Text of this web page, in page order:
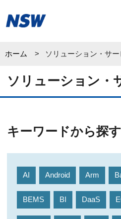
ホーム ソリューション・サー
ソリューション・
キーワードから探す
AI Android Arm
BEMS BI DaaS